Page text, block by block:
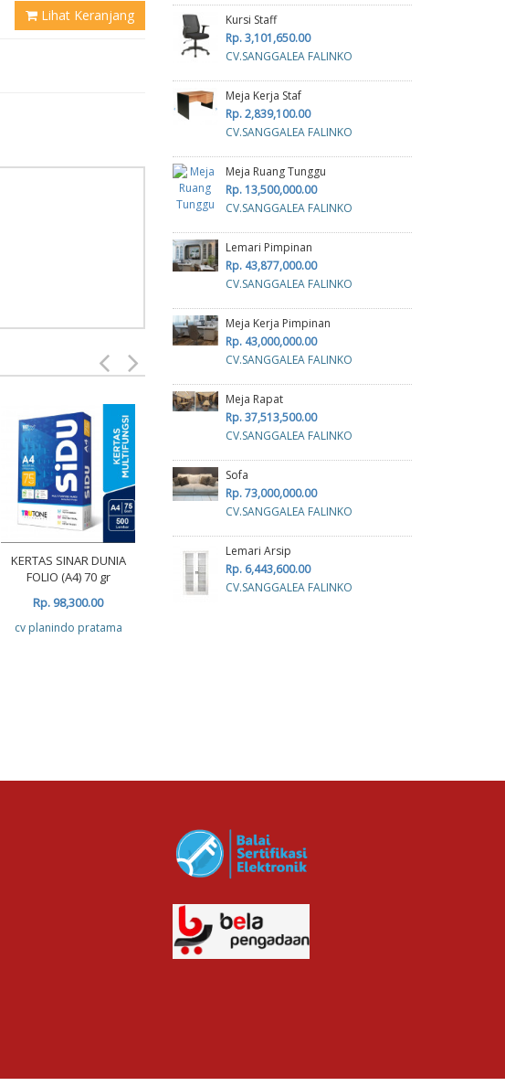
Lihat Keranjang
KERTAS SINAR DUNIA
FOLIO (A4) 70 gr
Rp. 98,300.00
cv planindo pratama
KERTAS SINAR DUNIA A3
70 GRAM
Rp. 113,000.00
Kursi Staff
Rp. 3,101,650.00
CV.SANGGALEA FALINKO
Meja Kerja Staf
Rp. 2,839,100.00
CV.SANGGALEA FALINKO
Meja Ruang Tunggu
Rp. 13,500,000.00
CV.SANGGALEA FALINKO
Lemari Pimpinan
Rp. 43,877,000.00
CV.SANGGALEA FALINKO
Meja Kerja Pimpinan
Rp. 43,000,000.00
CV.SANGGALEA FALINKO
Meja Rapat
Rp. 37,513,500.00
CV.SANGGALEA FALINKO
Sofa
Rp. 73,000,000.00
CV.SANGGALEA FALINKO
Lemari Arsip
Rp. 6,443,600.00
CV.SANGGALEA FALINKO